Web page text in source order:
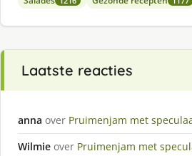
Laatste reacties
anna over Pruimenjam met
Wilmie over Pruimenjam met